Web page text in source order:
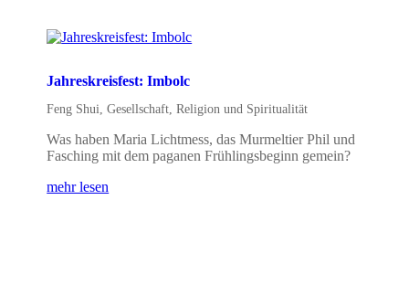
Jahreskreisfest: Imbolc
Feng Shui ,Gesellschaft ,Religion und Spiritualität
Was haben Maria Lichtmess, das Murmeltier Phil und
Fasching mit dem paganen Frühlingsbeginn gemein?
mehr lesen